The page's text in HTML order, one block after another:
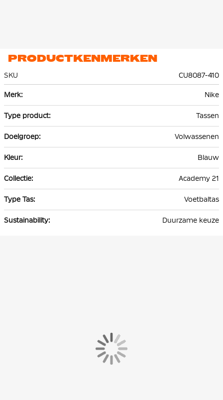
PRODUCTKENMERKEN
SKU
CU8087-410
informatie
Nike
Tassen
Volwassenen
Blauw
Academy 21
Voetbaltas
Duurzame keuze